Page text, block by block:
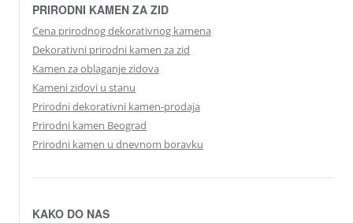
PRIRODNI KAMEN ZA ZID
Cena prirodnog dekorativnog kamena
Dekorativni prirodni kamen za zid
Kamen za oblaganje zidova
Kameni zidovi u stanu
Prirodni dekorativni kamen-prodaja
Prirodni kamen Beograd
Prirodni kamen u dnevnom boravku
KAKO DO NAS